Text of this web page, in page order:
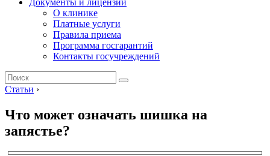
Документы и лицензии
О клинике
Платные услуги
Правила приема
Программа госгарантий
Контакты госучреждений
Статьи ›
Что может означать шишка на
запястье?